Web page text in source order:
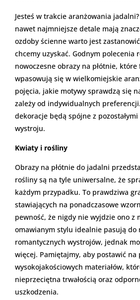
Jesteś w trakcie aranżowania
nawet najmniejsze detale mają
ozdoby ścienne warto jest
chcemy uzyskać. Godnym polecenia
nowoczesne obrazy na płótnie,
wpasowują się w wielkomiejskie
pojęcia, jakie motywy sprawdzą się
zależy od indywidualnych
dekoracje będą spójne z
wystroju.
Kwiaty i rośliny
Obrazy na płótnie do jadalni
rośliny są na tyle uniwersalne, że
każdym przypadku. To prawdziwa
stawiających na ponadczasowe
pewność, że nigdy nie wyjdzie ono z
omawianym stylu idealnie pasują do
romantycznych wystrojów, jednak
więcej. Pamiętajmy, aby postawić
wysokojakościowych materiałów,
nieprzeciętna trwałością oraz
uszkodzenia.